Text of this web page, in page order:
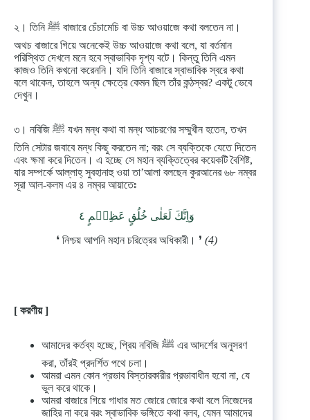
২। তিনি ﷺ বাজারে চেঁচামেচি বা উচ্চ আওয়াজে কথা বলতেন না।
অথচ বাজারে গিয়ে অনেকেই উচ্চ আওয়াজে কথা বলে, যা বর্তমান
পরিস্থিত দেখলে মনে হবে স্বাভাবিক দৃশ্য বটে। কিন্তু তিনি এমন
কাজও তিনি কখনো করেননি। যদি তিনি বাজারে স্বাভাবিক স্বরে কথা
বলে থাকেন, তাহলে অন্য ক্ষেত্রে কেমন ছিল তাঁর কন্ঠস্বর? একটু ভেবে
দেখুন।
৩। নবিজি ﷺ যখন মন্ধ কথা বা মন্ধ আচরণের সম্মুখীন হতেন, তখন
তিনি সেটার জবাবে মন্ধ কিছু করতেন না; বরং সে ব্যক্তিকে যেতে দিতেন
এবং ক্ষমা করে দিতেন। এ হচ্ছে সে মহান ব্যক্তিত্বের কয়েকটি বৈশিষ্ট,
যার সম্পর্কে আল্লাহ্‌ সুবহানাহু ওয়া তা’আলা বলছেন কুরআনের ৬৮ নম্বর
সূরা আল-কলম এর ৪ নম্বর আয়াতেঃ
وَاِنَّكَ لَعَلٰى خُلُقٍ عَظِيۡمٍ‏ ٤
❛ নিশ্চয় আপনি মহান চরিত্রের অধিকারী। ❜ (4)
[ করণীয় ]
আমাদের কর্তব্য হচ্ছে, প্রিয় নবিজি ﷺ এর আদর্শের অনুসরণ
করা, তাঁরই প্রদর্শিত পথে চলা।
আমরা এমন কোন প্রভাব বিস্তারকারীর প্রভাবাধীন হবো না, যে
ভুল করে থাকে।
আমরা বাজারে গিয়ে গাধার মত জোরে জোরে কথা বলে নিজেদের
জাহির না করে বরং স্বাভাবিক ভঙ্গিতে কথা বলব, যেমন আমাদের